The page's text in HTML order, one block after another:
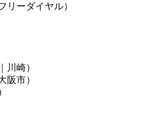
リーダイヤル）
川崎）
阪市）